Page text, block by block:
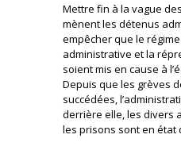
Mettre fin à la vague
mènent les détenus
empêcher que le
administrative et la
soient mis en cause à
Depuis que les grèves
succédées,
derrière elle, les divers
les prisons sont en état